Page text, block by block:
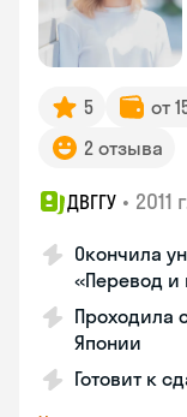
5 от
2 отзыва
ДВГГУ • 2011
Окончила
«Перевод и
Проходила
Японии
Готовит к